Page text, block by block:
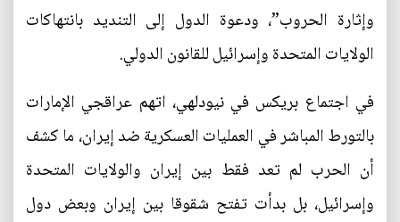
وإثارة الحروب”، ودعوة الدول إلى التنديد بانتهاكات
الولايات المتحدة وإسرائيل للقانون الدولي.
في اجتماع بريكس في نيودلهي، اتهم عراقجي الإمارات
بالتورط المباشر في العمليات العسكرية ضد إيران، ما كشف
أن الحرب لم تعد فقط بين إيران والولايات المتحدة
وإسرائيل، بل بدأت تفتح شقوقا بين إيران وبعض دول